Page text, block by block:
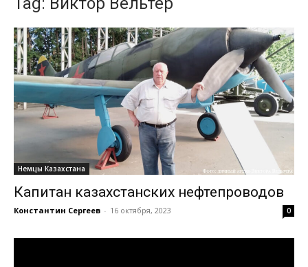
Немцы Казахстана
Капитан казахстанских нефтепроводов
Константин Сергеев - 16 октября, 2023 0